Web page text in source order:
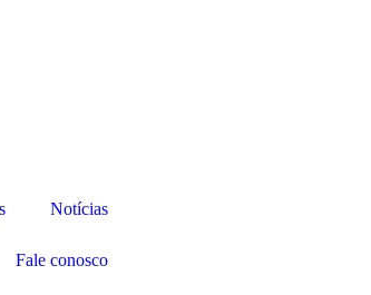
Notícias
Fale conosco